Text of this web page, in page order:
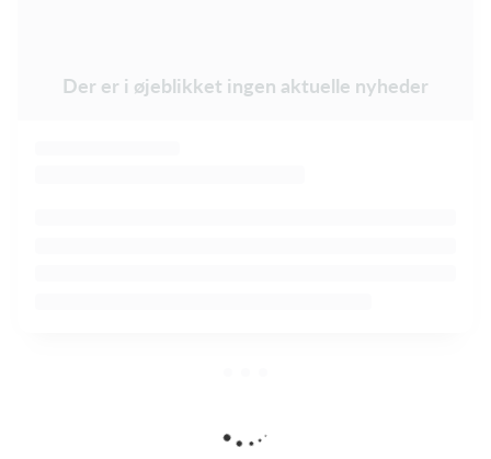
Der er i øjeblikket ingen aktuelle nyheder